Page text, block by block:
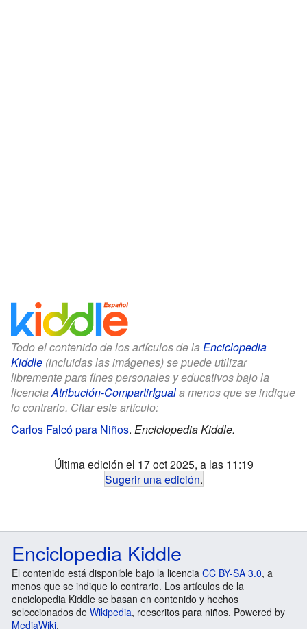
Todo el contenido de los artículos de la Enciclopedia
Kiddle (incluidas las imágenes) se puede utilizar
libremente para fines personales y educativos bajo la
licenciaAtribución-CompartirIguala menos que se indique
lo contrario. Citar este artículo:
Carlos Falcó para Niños. Enciclopedia Kiddle.
Última edición el 17 oct 2025, a las 11:19
Sugerir una edición.
Enciclopedia Kiddle
El contenido está disponible bajo la licencia CC BY-SA 3.0, a
menos que se indique lo contrario. Los artículos de la
enciclopedia Kiddle se basan en contenido y hechos
seleccionados de Wikipedia, reescritos para niños. Powered by
MediaWiki.